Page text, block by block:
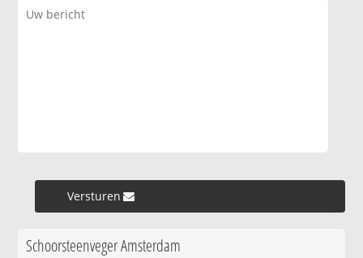
Versturen »
Schoorsteenveger Amsterdam